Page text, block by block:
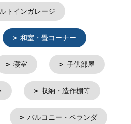
トインガレージ
和室・畳コーナー
寝室 子供部屋
収納・造作棚等
バルコニー・ベランダ